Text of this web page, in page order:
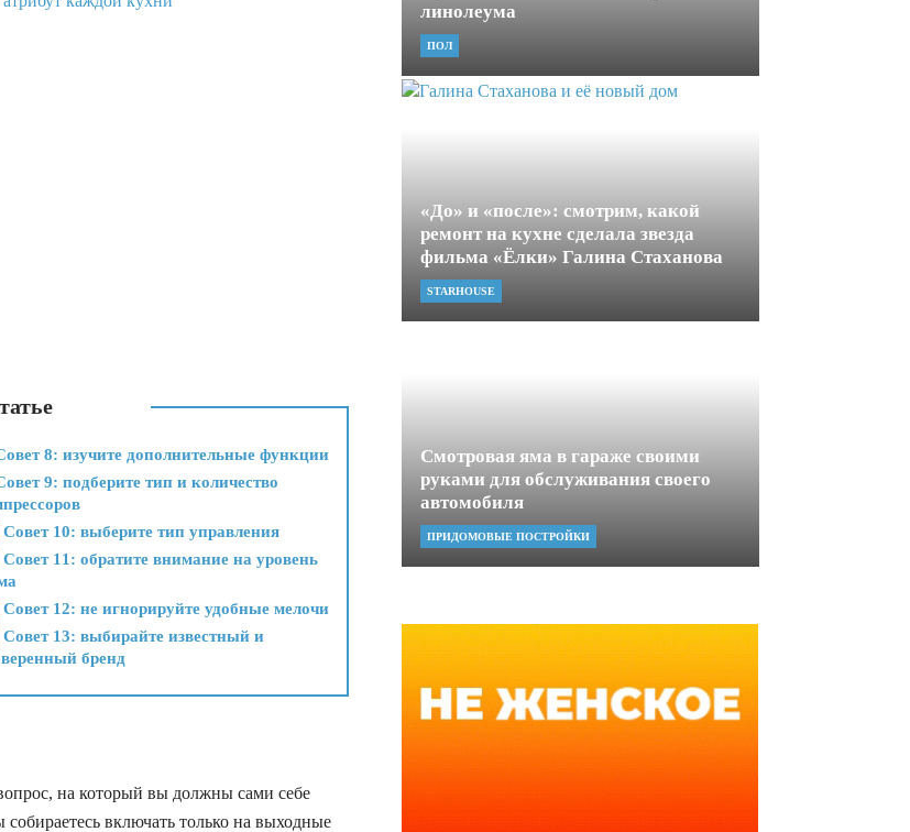
8: изучите дополнительные функции
9: подберите тип и количество
Совет 10: выберите тип управления
Совет 11: обратите внимание на уровень
Совет 12: не игнорируйте удобные мелочи
Совет 13: выбирайте известный и
бренд
на который вы должны сами себе
включать только на выходные
линолеума
ПОЛ
«До» и «после»: смотрим, какой
ремонт на кухне сделала звезда
фильма «Ёлки» Галина Стаханова
STARHOUSE
Смотровая яма в гараже своими
руками для обслуживания своего
автомобиля
ПРИДОМОВЫЕ ПОСТРОЙКИ